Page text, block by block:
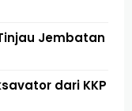
Jembatan
dari KKP